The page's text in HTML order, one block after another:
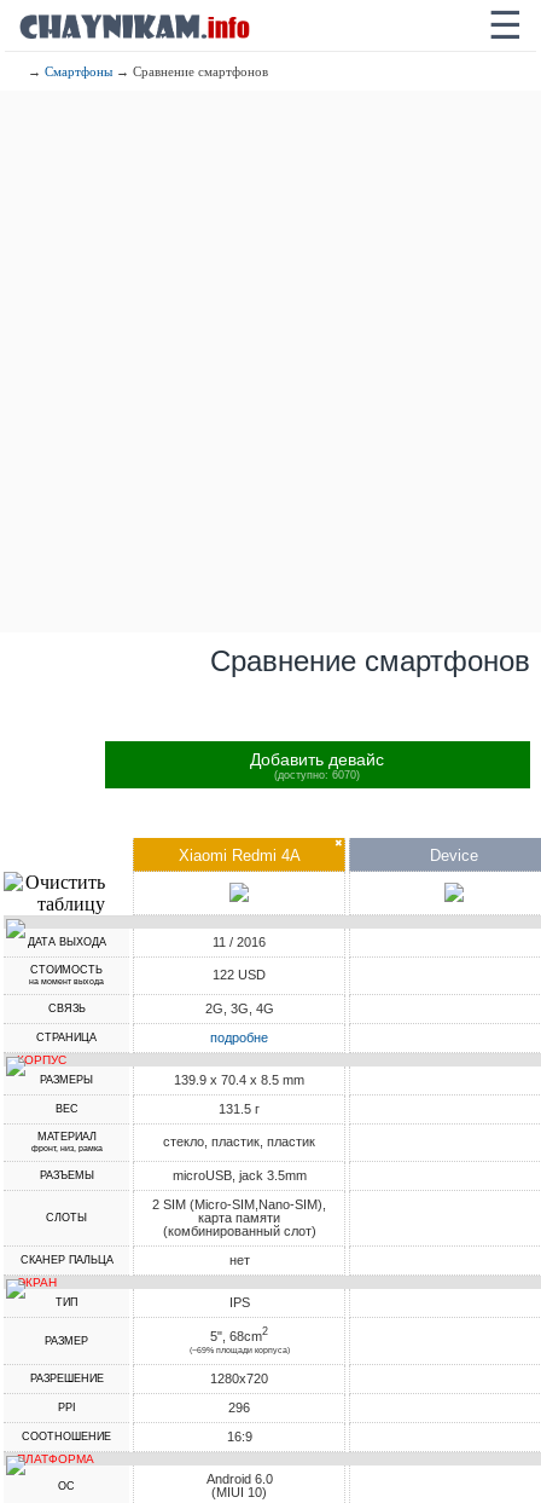
☰
→Смартфоны → Сравнение смартфонов
Сравнение смартфонов
Добавить девайс
(доступно: 6070)
✖
Xiaomi Redmi 4A Device
ДАТА ВЫХОДА 11 / 2016
СТОИМОСТЬ
на момент выхода 122 USD
СВЯЗЬ 2G, 3G, 4G
СТРАНИЦА подробне
КОРПУС
РАЗМЕРЫ 139.9 x 70.4 x 8.5 mm
ВЕС 131.5 г
МАТЕРИАЛ
фронт, низ, рамка стекло, пластик, пластик
РАЗЪЕМЫ microUSB, jack 3.5mm
СЛОТЫ
2 SIM (Micro-SIM,Nano-SIM),
карта памяти
(комбинированный слот)
СКАНЕР ПАЛЬЦА нет
ЭКРАН
ТИП IPS
РАЗМЕР 5", 68cm2
(~69% площади корпуса)
РАЗРЕШЕНИЕ 1280x720
PPI 296
СООТНОШЕНИЕ 16:9
ПЛАТФОРМА
ОС
Android 6.0
(MIUI 10)